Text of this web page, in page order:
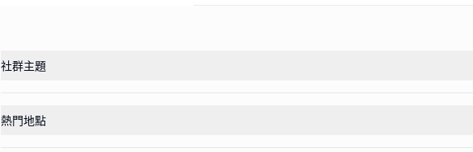
社群主題
熱門地點